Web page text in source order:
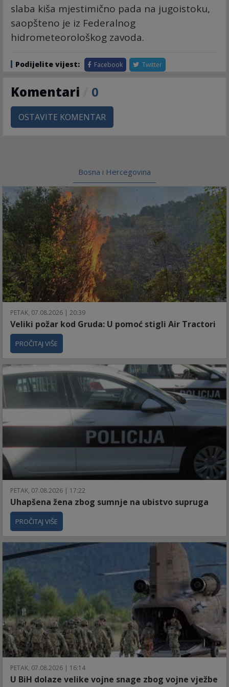
slaba kiša mjestimično pada na jugoistoku,
saopšteno je iz Federalnog
hidrometeorološkog zavoda.
Podijelite vijest: Facebook Twitter
Komentari 0
OSTAVITE KOMENTAR
Bosna i Hercegovina
PETAK, 07.08.2026 | 20:39
Veliki požar kod Gruda: U pomoć stigli Air Tractori
PROČITAJ VIŠE
PETAK, 07.08.2026 | 17:22
Uhapšena žena zbog sumnje na ubistvo supruga
PROČITAJ VIŠE
PETAK, 07.08.2026 | 16:14
U BiH dolaze velike vojne snage zbog vojne vježbe